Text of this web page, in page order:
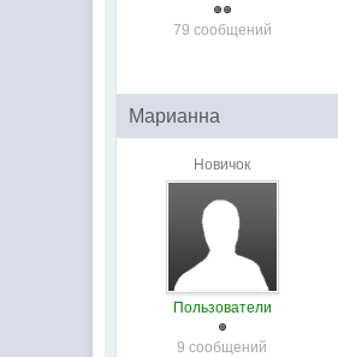
79 сообщений
Марианна
Новичок
Пользователи
9 сообщений